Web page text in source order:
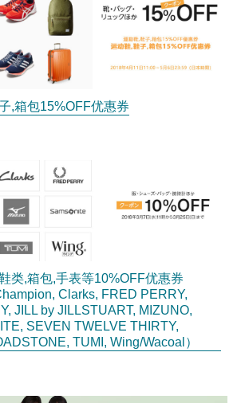
,箱包15%OFF优惠券
类,箱包,手表等10%OFF优惠券
Clarks, FRED PERRY,
JILL by JILLSTUART, MIZUNO,
SEVEN TWELVE THIRTY,
TUMI, Wing/Wacoal）